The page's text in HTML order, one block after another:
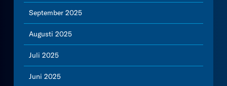
September 2025
Augusti 2025
Juli 2025
Juni 2025